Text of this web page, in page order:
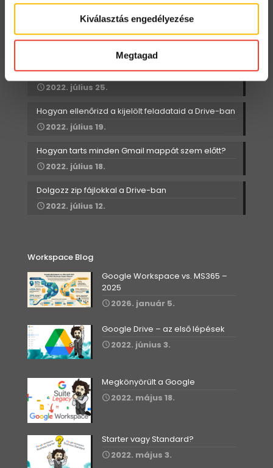
Kiválasztás engedélyezése
Megtagad
Workspace praktikák
Használj megosztott Drive-ot a csapatoddal
Értekezlet szervezése emailen keresztül
2022. július 25.
Hogyan ellenőrizd a kijelölt feladataid a Drive-ban
2022. július 19.
Hogyan tarts minden Gmail mappát szem előtt?
2022. július 18.
Dolgozz zip fájlokkal a Drive-ban
2022. július 12.
Workspace Blog
Google Workspace vs. MS365 –
2025
2026. január 5.
Google Drive – az első lépések
2022. június 3.
Megkönyörült a Google
2022. május 18.
Starter vagy Standard?
2022. május 3.